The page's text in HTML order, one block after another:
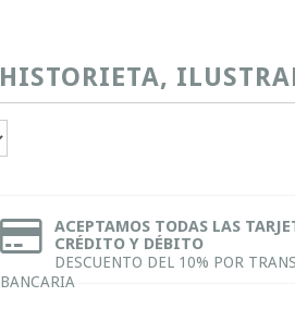
HISTORIETA,
ACEPTAMOS TODAS LAS
CRÉDITO Y DÉBITO
DESCUENTO DEL 10% POR
BANCARIA